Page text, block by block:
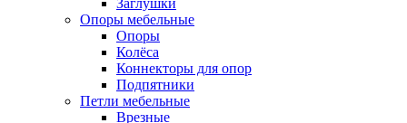
Заглушки
Опоры мебельные
Опоры
Колёса
Коннекторы для опор
Подпятники
Петли мебельные
Врезные